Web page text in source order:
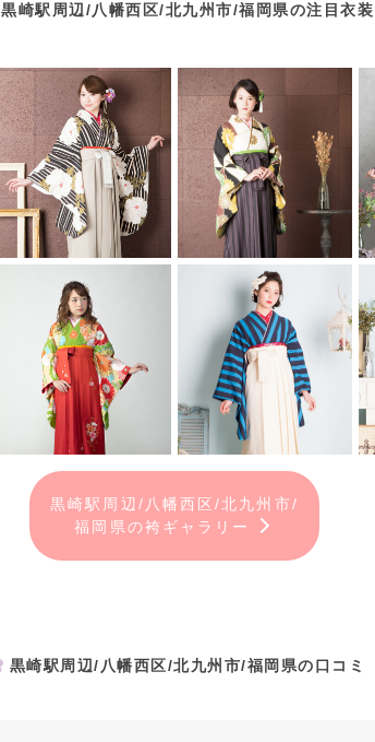
黒崎駅周辺/八幡西区/北九州市/福岡県の注目衣装
黒崎駅周辺/八幡西区/北九州市/
福岡県の袴ギャラリー
黒崎駅周辺/八幡西区/北九州市/福岡県の口コミ